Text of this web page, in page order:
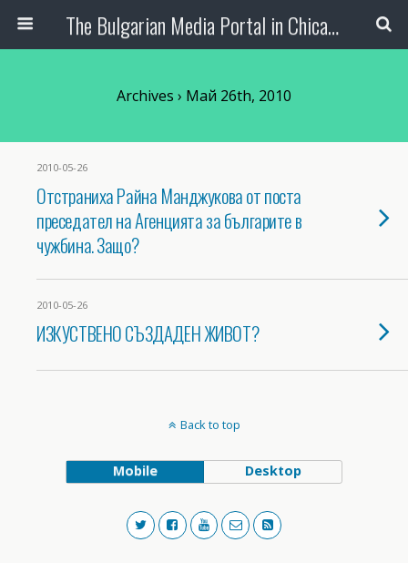
The Bulgarian Media Portal in Chicago
Archives › Май 26th, 2010
2010-05-26
Отстраниха Райна Манджукова от поста
преседател на Агенцията за българите в
чужбина. Защо?
2010-05-26
ИЗКУСТВЕНО СЪЗДАДЕН ЖИВОТ?
Back to top
Mobile Desktop